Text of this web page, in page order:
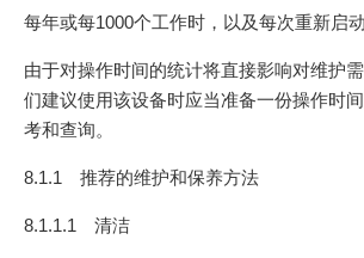
每年或每1000个工作时，以及每次重新启
由于对操作时间的统计将直接影响对维护
们建议使用该设备时应当准备一份操作时
考和查询。
8.1.1 推荐的维护和保养方法
8.1.1.1 清洁